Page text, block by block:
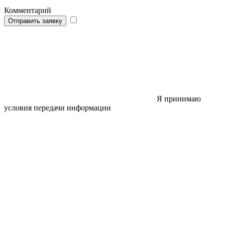
Комментарий
Отправить заявку
Я принимаю
условия передачи информации